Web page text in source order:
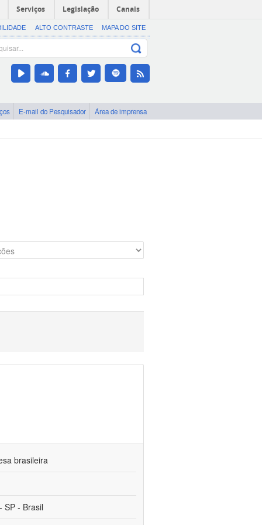
Serviços Legislação Canais
ALTO CONTRASTE MAPA DO SITE
E-mail do Pesquisador Área de imprensa
brasileira
SP - Brasil